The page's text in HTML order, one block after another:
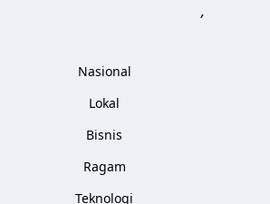
,
Nasional
Lokal
Bisnis
Ragam
Teknologi